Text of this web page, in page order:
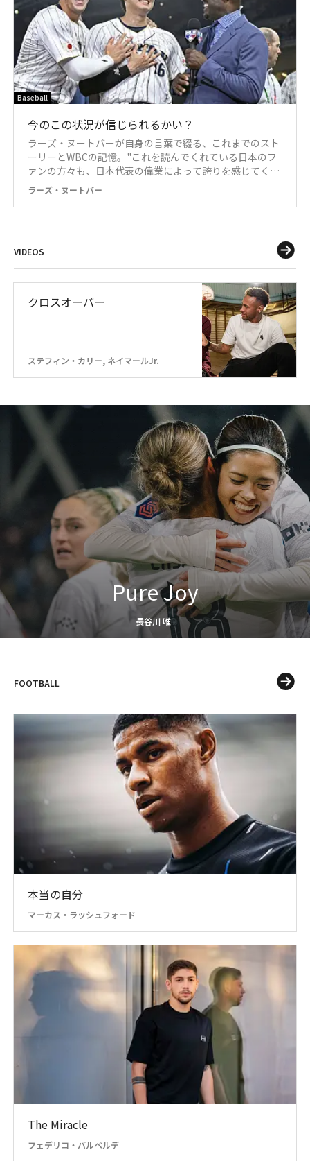
Baseball
今のこの状況が信じられるかい？
ラーズ・ヌートバーが自身の言葉で綴る、これまでのスト
ーリーとWBCの記憶。"これを読んでくれている日本のフ
ァンの方々も、日本代表の偉業によって誇りを感じてくれ
ていたら嬉しいな"
ラーズ・ヌートバー
VIDEOS
クロスオーバー
ステフィン・カリー, ネイマールJr.
Pure Joy
長谷川 唯
FOOTBALL
本当の自分
マーカス・ラッシュフォード
The Miracle
フェデリコ・バルベルデ